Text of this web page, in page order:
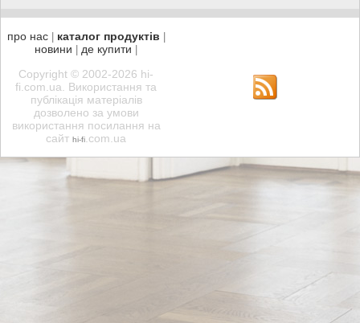
про нас| каталог продуктів
новини де купити
Copyright © 2002-2026 hi-
fi.com.ua. Використання та
публікація матеріалів
дозволено за умови
використання посилання на
сайт hi-fi .com.ua